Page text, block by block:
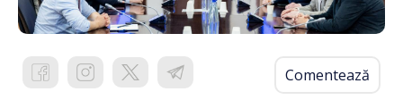
Comentează